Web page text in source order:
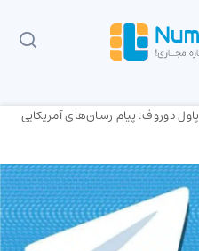
پاول دوروف: پیام رسان‌های آمریکایی